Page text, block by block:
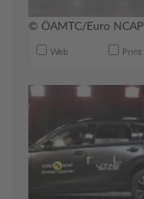
© ÖAMTC/Euro NCAP
Web Print